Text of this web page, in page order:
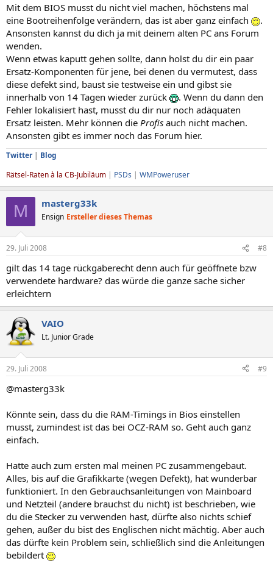
Mit dem BIOS musst du nicht viel machen, höchstens mal
eine Bootreihenfolge verändern, das ist aber ganz einfach
.
Ansonsten kannst du dich ja mit deinem alten PC ans Forum
wenden.
Wenn etwas kaputt gehen sollte, dann holst du dir ein paar
Ersatz-Komponenten für jene, bei denen du vermutest, dass
diese defekt sind, baust sie testweise ein und gibst sie
innerhalb von 14 Tagen wieder zurück
. Wenn du dann den
Fehler lokalisiert hast, musst du dir nur noch adäquaten
Ersatz leisten. Mehr können die Profis auch nicht machen.
Ansonsten gibt es immer noch das Forum hier.
Twitter| Blog
Rätsel-Raten à la CB-Jubiläum | PSDs | WMPoweruser
M masterg33k
Ensign Ersteller dieses Themas
29. Juli 2008 #8
gilt das 14 tage rückgaberecht denn auch für geöffnete bzw
verwendete hardware? das würde die ganze sache sicher
erleichtern
VAIO
Lt. Junior Grade
29. Juli 2008 #9
@masterg33k
Könnte sein, dass du die RAM-Timings in Bios einstellen
musst, zumindest ist das bei OCZ-RAM so. Geht auch ganz
einfach.
Hatte auch zum ersten mal meinen PC zusammengebaut.
Alles, bis auf die Grafikkarte (wegen Defekt), hat wunderbar
funktioniert. In den Gebrauchsanleitungen von Mainboard
und Netzteil (andere brauchst du nicht) ist beschrieben, wie
du die Stecker zu verwenden hast, dürfte also nichts schief
gehen, außer du bist des Englischen nicht mächtig. Aber auch
das dürfte kein Problem sein, schließlich sind die Anleitungen
bebildert